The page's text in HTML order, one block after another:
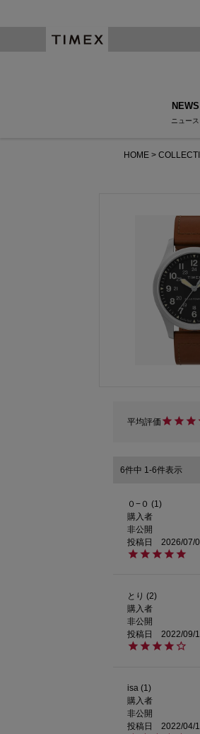
NEWS
ニュース
HOME
6件中 1-6件表示
０−０
1
購入者
非公開
投稿日
2026/07/
とり
2
購入者
非公開
投稿日
2022/09/
isa 1
購入者
非公開
投稿日
2022/04/